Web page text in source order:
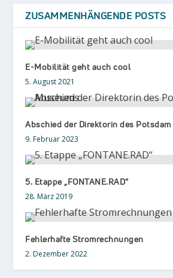
ZUSAMMENHÄNGENDE POSTS
E-Mobilität geht auch cool
5. August 2021
Abschied der Direktorin des Potsdam
9. Februar 2023
5. Etappe „FONTANE.RAD“
28. März 2019
Fehlerhafte Stromrechnungen
2. Dezember 2022